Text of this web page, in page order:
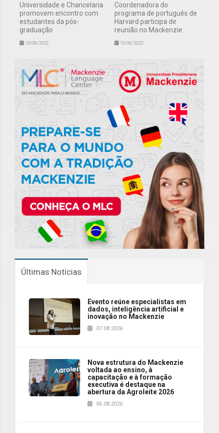
Universidade e Chancelaria
promovem encontro com
estudantes da pós-
graduação
15/06/2022
Coordenadora do
programa de português de
Harvard participa de
reunião no Mackenzie
15/06/2022
Últimas Notícias
Evento reúne especialistas em
dados, inteligência artificial e
inovação no Mackenzie
07.08.2026
Nova estrutura do Mackenzie
voltada ao ensino, à
capacitação e à formação
executiva é destaque na
abertura da Agroleite 2026
06.08.2026